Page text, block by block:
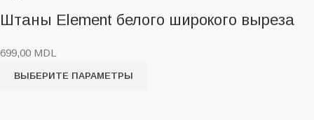
Штаны Element белого широкого выреза
699,00 MDL
ВЫБЕРИТЕ ПАРАМЕТРЫ